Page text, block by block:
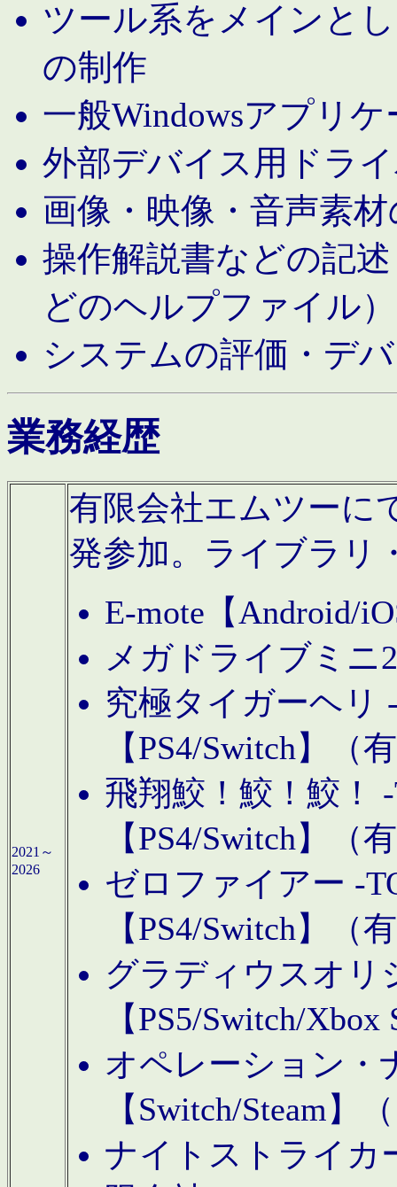
ツール系をメインと
の制作
一般Windowsアプリ
外部デバイス用ドラ
画像・映像・音声素
操作解説書などの記
どのヘルプファイル）
システムの評価・デ
業務経歴
2021～
2026
有限会社エムツーに
発参加。ライブラリ
E-mote【Android/
メガドライブミニ
究極タイガーヘリ
【PS4/Switch】（
飛翔鮫！鮫！鮫！
【PS4/Switch】（
ゼロファイアー -
【PS4/Switch】（
グラディウスオリ
【PS5/Switch/
オペレーション・
【Switch/Steam】
ナイトストライカ